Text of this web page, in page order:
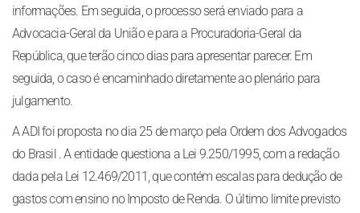
informações. Em seguida, o processo será enviado para a
Advocacia-Geral da União e para a Procuradoria-Geral da
República, que terão cinco dias para apresentar parecer. Em
seguida, o caso é encaminhado diretamente ao plenário para
julgamento.
A ADI foi proposta no dia 25 de março pela Ordem dos Advogados
do Brasil . A entidade questiona a Lei 9.250/1995, com a redação
dada pela Lei 12.469/2011, que contém escalas para dedução de
gastos com ensino no Imposto de Renda. O último limite previsto